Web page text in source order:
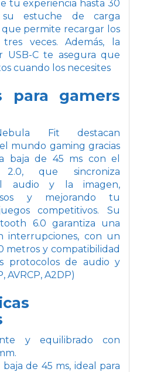
tu experiencia hasta 30
su estuche de carga
permite recargar los
veces. Además, la
USB-C te asegura que
cuando los necesites
para gamers
Fit destacan
mundo gaming gracias
baja de 45 ms con el
que sincroniza
audio y la imagen,
y mejorando tu
competitivos. Su
6.0 garantiza una
interrupciones, con un
metros y compatibilidad
protocolos de audio y
AVRCP, A2DP)
y equilibrado con
de 45 ms, ideal para